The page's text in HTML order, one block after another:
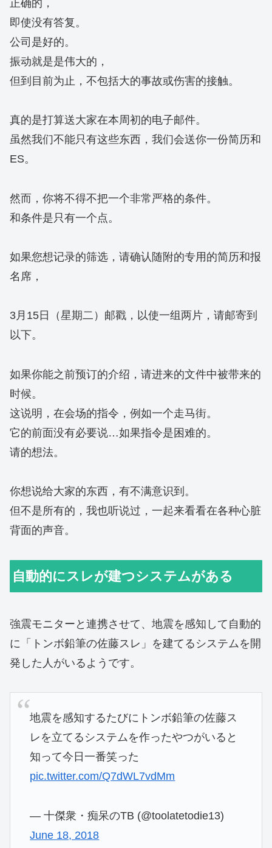
正确的，
即使没有答复。
公司是好的。
振动就是是伟大的，
但到目前为止，不包括大的事故或伤害的接触。
真的是打算送大家在本周初的电子邮件。
虽然我们不能只有这些东西，我们会送你一份简历和
ES。
然而，你将不得不把一个非常严格的条件。
和条件是只有一个点。
如果您想记录的筛选，请确认随附的专用的简历和报
名席，
3月15日（星期二）邮戳，以使一组两片，请邮寄到
以下。
如果你能之前预订的介绍，请进来的文件中被带来的
时候。
这说明，在会场的指令，例如一个走马街。
它的前面没有必要说…如果指令是困难的。
请的想法。
你想说给大家的东西，有不满意识到。
但不是所有的，我也听说过，一起来看看在各种心脏
背面的声音。
自動的にスレが建つシステムがある
強震モニターと連携させて、地震を感知して自動的
に「トンボ鉛筆の佐藤スレ」を建てるシステムを開
発した人がいるようです。
地震を感知するたびにトンボ鉛筆の佐藤ス
レを立てるシステムを作ったやつがいると
知って今日一番笑った
pic.twitter.com/Q7dWL7vdMm
— 十傑衆・痴呆のTB (@toolatetodie13)
June 18, 2018